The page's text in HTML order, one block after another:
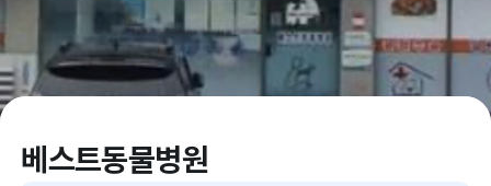
베스트동물병원